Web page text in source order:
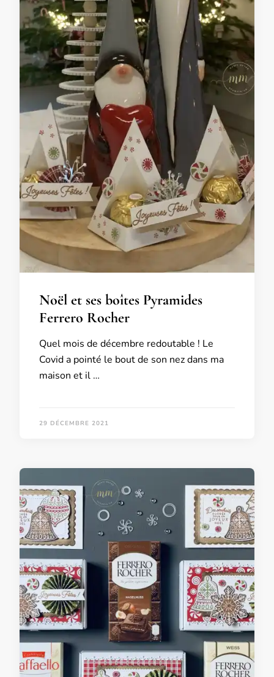
Noël et ses boîtes Pyramides
Ferrero Rocher
Quel mois de décembre redoutable ! Le
Covid a pointé le bout de son nez dans ma
maison et il …
29 DÉCEMBRE 2021